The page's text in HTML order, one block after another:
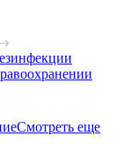
Смотреть еще